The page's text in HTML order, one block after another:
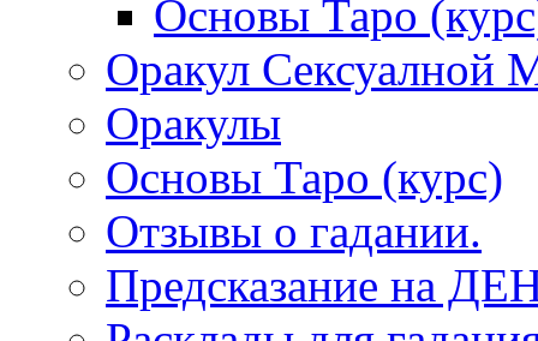
Основы Таро
Оракул Сексуалной
Оракулы
Основы Таро (курс)
Отзывы о гадании.
Предсказание на